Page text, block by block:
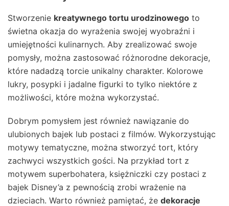
Stworzenie kreatywnego tortu urodzinowego to
świetna okazja do wyrażenia swojej wyobraźni i
umiejętności kulinarnych. Aby zrealizować swoje
pomysły, można zastosować różnorodne dekoracje,
które nadadzą torcie unikalny charakter. Kolorowe
lukry, posypki i jadalne figurki to tylko niektóre z
możliwości, które można wykorzystać.
Dobrym pomysłem jest również nawiązanie do
ulubionych bajek lub postaci z filmów. Wykorzystując
motywy tematyczne, można stworzyć tort, który
zachwyci wszystkich gości. Na przykład tort z
motywem superbohatera, księżniczki czy postaci z
bajek Disney’a z pewnością zrobi wrażenie na
dzieciach. Warto również pamiętać, że dekoracje